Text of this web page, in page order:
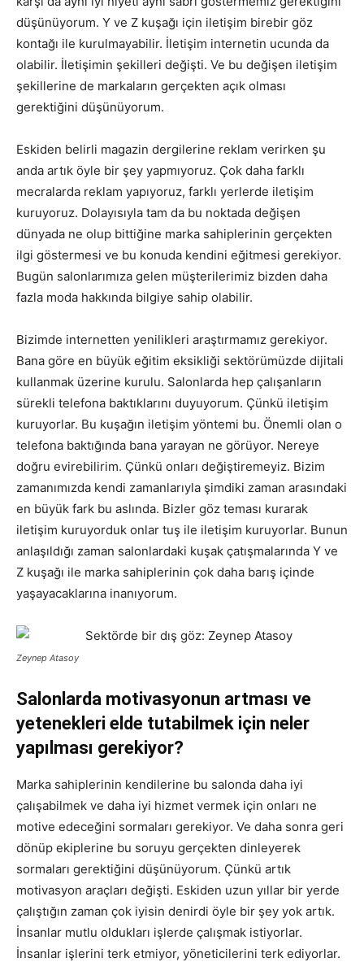
düşünüyorum. Y ve Z kuşağı için iletişim birebir göz
kontağı ile kurulmayabilir. İletişim internetin ucunda da
olabilir. İletişimin şekilleri değişti. Ve bu değişen iletişim
şekillerine de markaların gerçekten açık olması
gerektiğini düşünüyorum.
Eskiden belirli magazin dergilerine reklam verirken şu
anda artık öyle bir şey yapmıyoruz. Çok daha farklı
mecralarda reklam yapıyoruz, farklı yerlerde iletişim
kuruyoruz. Dolayısıyla tam da bu noktada değişen
dünyada ne olup bittiğine marka sahiplerinin gerçekten
ilgi göstermesi ve bu konuda kendini eğitmesi gerekiyor.
Bugün salonlarımıza gelen müşterilerimiz bizden daha
fazla moda hakkında bilgiye sahip olabilir.
Bizimde internetten yenilikleri araştırmamız gerekiyor.
Bana göre en büyük eğitim eksikliği sektörümüzde dijitali
kullanmak üzerine kurulu. Salonlarda hep çalışanların
sürekli telefona baktıklarını duyuyorum. Çünkü iletişim
kuruyorlar. Bu kuşağın iletişim yöntemi bu. Önemli olan o
telefona baktığında bana yarayan ne görüyor. Nereye
doğru evirebilirim. Çünkü onları değiştiremeyiz. Bizim
zamanımızda kendi zamanlarıyla şimdiki zaman arasındaki
en büyük fark bu aslında. Bizler göz teması kurarak
iletişim kuruyorduk onlar tuş ile iletişim kuruyorlar. Bunun
anlaşıldığı zaman salonlardaki kuşak çatışmalarında Y ve
Z kuşağı ile marka sahiplerinin çok daha barış içinde
yaşayacaklarına inanıyorum.
Zeynep Atasoy
Salonlarda motivasyonun artması ve
yetenekleri elde tutabilmek için neler
yapılması gerekiyor?
Marka sahiplerinin kendilerine bu salonda daha iyi
çalışabilmek ve daha iyi hizmet vermek için onları ne
motive edeceğini sormaları gerekiyor. Ve daha sonra geri
dönüp ekiplerine bu soruyu gerçekten dinleyerek
sormaları gerektiğini düşünüyorum. Çünkü artık
motivasyon araçları değişti. Eskiden uzun yıllar bir yerde
çalıştığın zaman çok iyisin denirdi öyle bir şey yok artık.
İnsanlar mutlu oldukları işlerde çalışmak istiyorlar.
İnsanlar işlerini terk etmiyor, yöneticilerini terk ediyorlar.